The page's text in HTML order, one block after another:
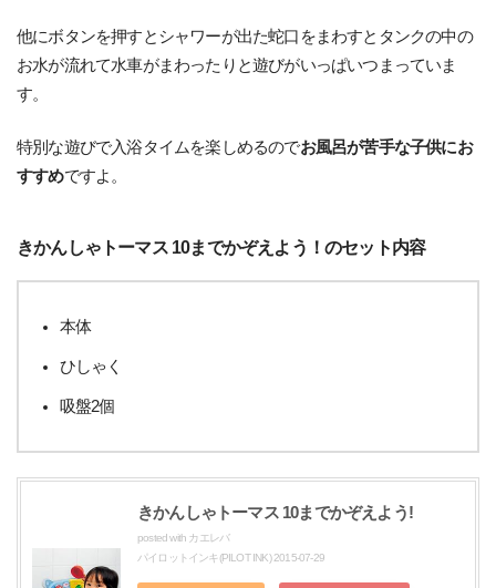
他にボタンを押すとシャワーが出た蛇口をまわすとタンクの中の
お水が流れて水車がまわったりと遊びがいっぱいつまっていま
す。
特別な遊びで入浴タイムを楽しめるのでお風呂が苦手な子供にお
すすめですよ。
きかんしゃトーマス 10までかぞえよう！のセット内容
本体
ひしゃく
吸盤2個
きかんしゃトーマス 10までかぞえよう!
posted with カエレバ
パイロットインキ(PILOT INK) 2015-07-29